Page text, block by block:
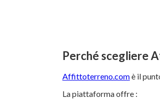
Perché scegliere
Affittoterreno.comè il
La piattaforma offre :